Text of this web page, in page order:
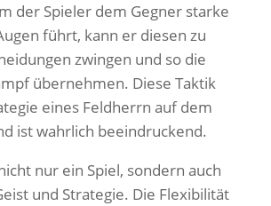
der Spieler dem Gegner starke
führt, kann er diesen zu
zwingen und so die
übernehmen. Diese Taktik
eines Feldherrn auf dem
ist wahrlich beeindruckend.
nur ein Spiel, sondern auch
und Strategie. Die Flexibilität